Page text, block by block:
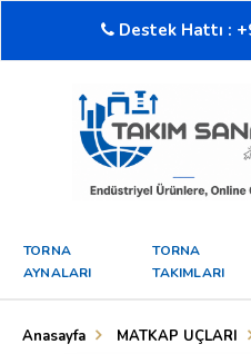
Destek Hattı :
TORNA
AYNALARI
TORNA
TAKIMLARI
Anasayfa MATKAP UÇLARI